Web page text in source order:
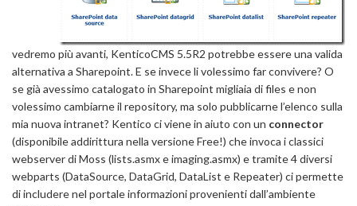
vedremo più avanti, KenticoCMS 5.5R2 potrebbe essere una valida
alternativa a Sharepoint. E se invece li volessimo far convivere? O
se già avessimo catalogato in Sharepoint migliaia di files e non
volessimo cambiarne il repository, ma solo pubblicarne l’elenco sulla
mia nuova intranet? Kentico ci viene in aiuto con un connector
(disponibile addirittura nella versione Free!) che invoca i classici
webserver di Moss (lists.asmx e imaging.asmx) e tramite 4 diversi
webparts (DataSource, DataGrid, DataList e Repeater) ci permette
di includere nel portale informazioni provenienti dall’ambiente